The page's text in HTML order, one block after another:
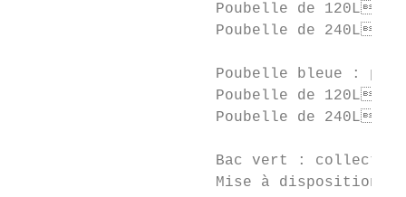
Poubelle de 120L
Poubelle de 240L
Poubelle bleue :
Poubelle de 120L
Poubelle de 240L
Bac vert :
Mise à disposition